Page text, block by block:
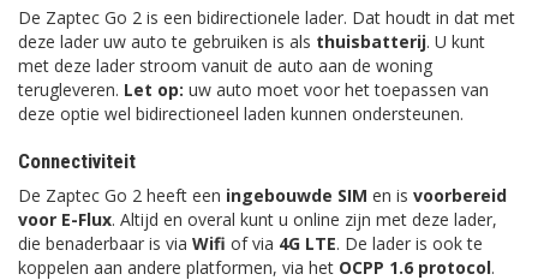
De Zaptec Go 2 is een bidirectionele lader. Dat houdt in dat met
deze lader uw auto te gebruiken is als thuisbatterij. U kunt
met deze lader stroom vanuit de auto aan de woning
terugleveren. Let op: uw auto moet voor het toepassen van
deze optie wel bidirectioneel laden kunnen ondersteunen.
Connectiviteit
De Zaptec Go 2 heeft een ingebouwde SIM en is voorbereid
voor E-Flux. Altijd en overal kunt u online zijn met deze lader,
die benaderbaar is via Wifi of via 4G LTE. De lader is ook te
koppelen aan andere platformen, via het OCPP 1.6 protocol.